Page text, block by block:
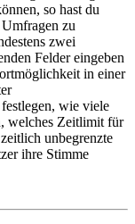
so hast du
zu
zwei
Felder eingeben
in einer
wie viele
welches Zeitlimit für
unbegrenzte
ihre Stimme